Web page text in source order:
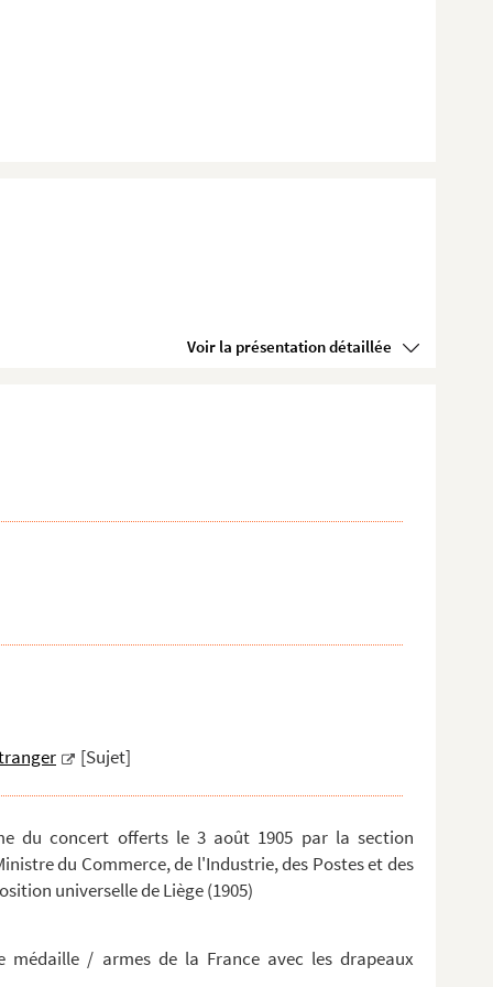
Voir la présentation détaillée
[Sujet]
du concert offerts le 3 août 1905 par la section
du Commerce, de l'Industrie, des Postes et des
universelle de Liège (1905)
médaille / armes de la France avec les drapeaux